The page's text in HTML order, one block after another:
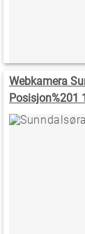
Webkamera
Posisjon%201